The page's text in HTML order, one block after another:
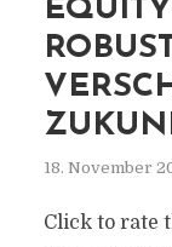
18. November
Click to rate